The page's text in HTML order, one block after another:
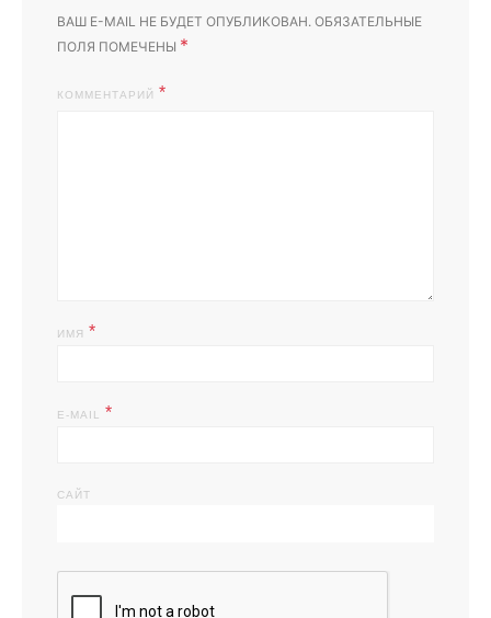
ВАШ E-MAIL НЕ БУДЕТ ОПУБЛИКОВАН. ОБЯЗАТЕЛЬНЫЕ
ПОЛЯ ПОМЕЧЕНЫ *
КОММЕНТАРИЙ
ИМЯ *
E-MAIL *
САЙТ